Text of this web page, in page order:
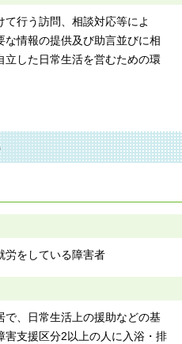
行う訪問、相談対応等によ
な情報の提供及び助言並びに相
立した日常生活を営むための環
労をしている障害者
で、日常生活上の援助などの基
害支援区分2以上の人に入浴・排